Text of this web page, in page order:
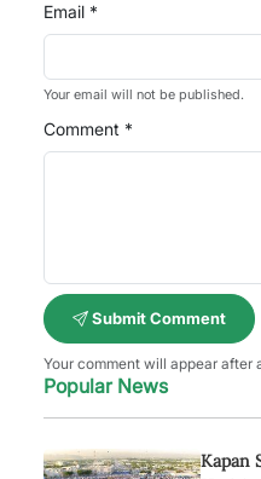
Email *
Your email will not be published.
Comment *
Submit Comment
Your comment will appear after
Popular News
Kapan